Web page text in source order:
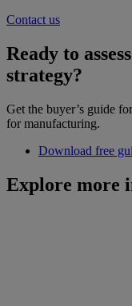
Contact us
Ready to
strategy?
Get the buyer’s guide
for manufacturing.
Download free
Explore more